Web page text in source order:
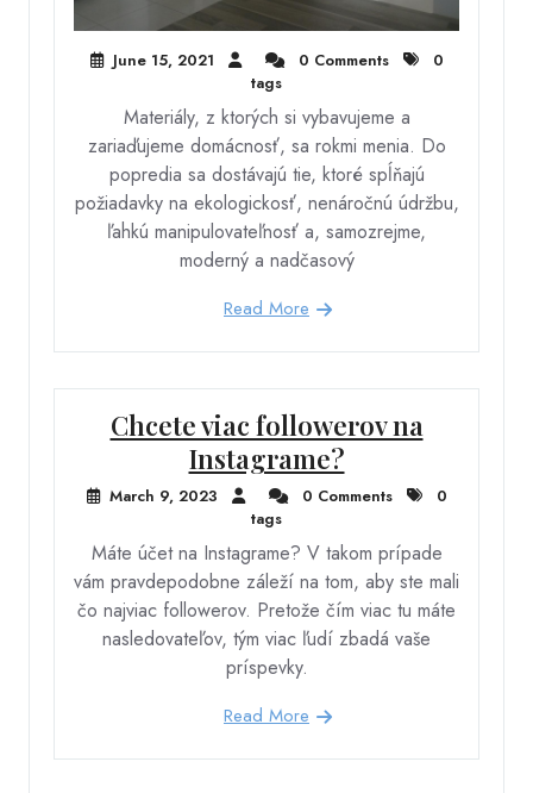
June 15, 2021 0 Comments
0
tags
Materiály, z ktorých si vybavujeme a
zariaďujeme domácnosť, sa rokmi menia. Do
popredia sa dostávajú tie, ktoré spĺňajú
požiadavky na ekologickosť, nenáročnú údržbu,
ľahkú manipulovateľnosť a, samozrejme,
moderný a nadčasový
Read More
Chcete viac followerov na
Instagrame?
March 9, 2023 0 Comments
0
tags
Máte účet na Instagrame? V takom prípade
vám pravdepodobne záleží na tom, aby ste mali
čo najviac followerov. Pretože čím viac tu máte
nasledovateľov, tým viac ľudí zbadá vaše
príspevky.
Read More